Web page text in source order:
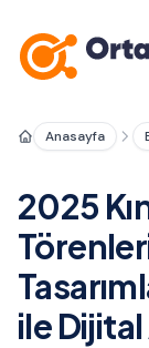
Anasayfa
2025
ile Dijital